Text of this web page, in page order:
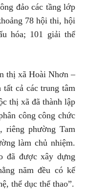
đảo các tầng lớp
78 hội thi, hội
hóa; 101 giải thể
thị xã Hoài Nhơn –
cả các trung tâm
thị xã đã thành lập
công công chức
riêng phường Tam
làm chủ nhiệm.
đã được xây dựng
năm đều có kế
thể dục thể thao”.